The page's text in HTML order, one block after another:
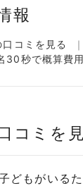
報
コミを見る
30秒で概算費
コミを
どもがいるた